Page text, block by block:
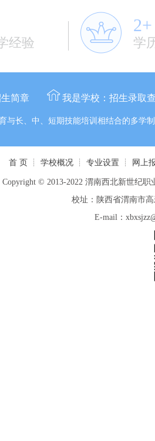
经验
2+
学
简章 我是学校： 招生录取
与长、中、短期技能培训相结合的多学
首 页 ┊ 学校概况 ┊ 专业设置 ┊ 网上
Copyright © 2013-2022 渭南西北新世纪职
校址：陕西省渭南市
E-mail：